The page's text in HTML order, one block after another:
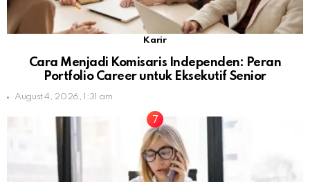
Karir
Cara Menjadi Komisaris Independen: Peran
Portfolio Career untuk Eksekutif Senior
August 4, 2026, 1:31 am